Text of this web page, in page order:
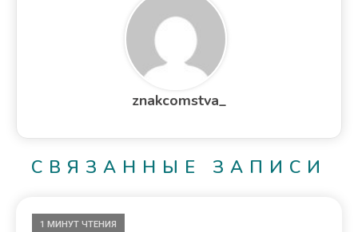
znakcomstva_
СВЯЗАННЫЕ ЗАПИСИ
1 МИНУТ ЧТЕНИЯ